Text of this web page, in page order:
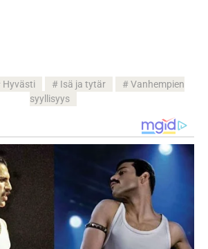
Hyvästi Isä ja tytär
Vanhempien
syyllisyys